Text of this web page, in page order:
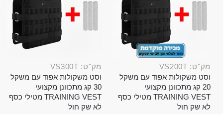
מק"ט: VS200T
וסט משקולות אפוד עם משקל
20 קג מתכוונן מקצועי
TRAINING VEST מטילי כסף
לא שק חול
מק"ט: VS300T
וסט משקולות אפוד עם משקל
30 קג מתכוונן מקצועי
TRAINING VEST מטילי כסף
לא שק חול